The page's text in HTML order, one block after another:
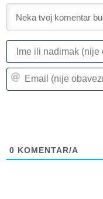
0 KOMENTAR/A